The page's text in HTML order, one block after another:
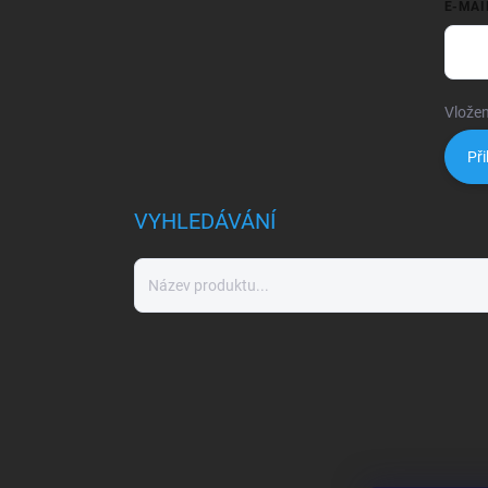
E-
VYHLEDÁVÁNÍ